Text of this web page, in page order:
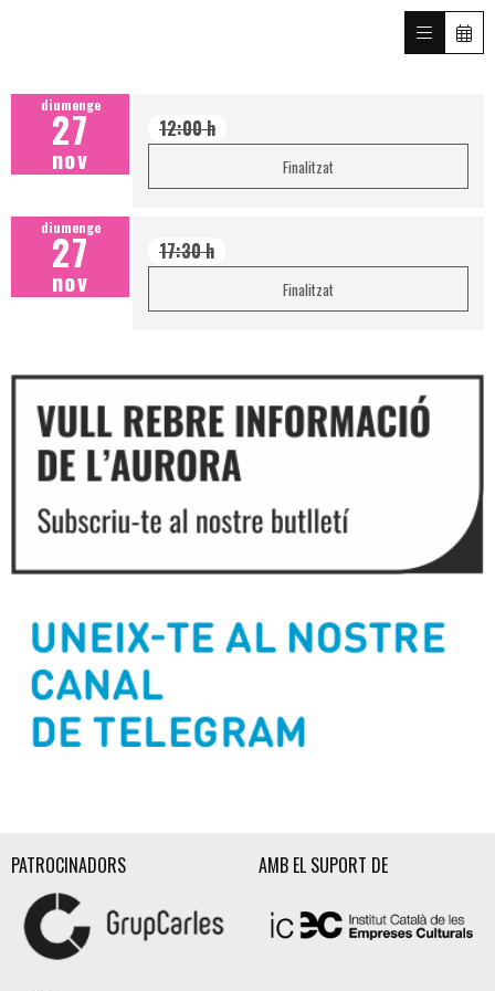
diumenge
27
nov
12:00 h
Finalitzat
diumenge
27
nov
17:30 h
Finalitzat
PATROCINADORS AMB EL SUPORT DE